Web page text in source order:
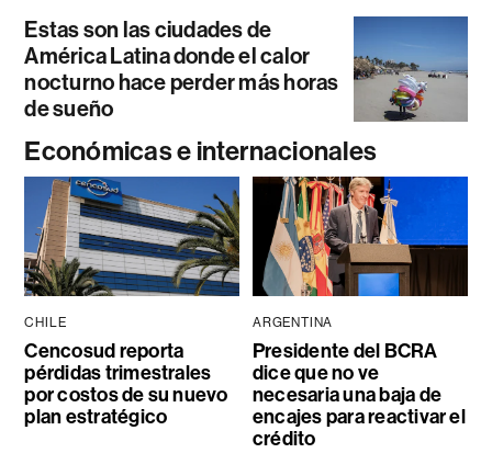
Estas son las ciudades de
América Latina donde el calor
nocturno hace perder más horas
de sueño
Económicas e internacionales
CHILE
Cencosud reporta
pérdidas trimestrales
por costos de su nuevo
plan estratégico
ARGENTINA
Presidente del BCRA
dice que no ve
necesaria una baja de
encajes para reactivar el
crédito